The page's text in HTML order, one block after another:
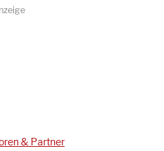
& Partner